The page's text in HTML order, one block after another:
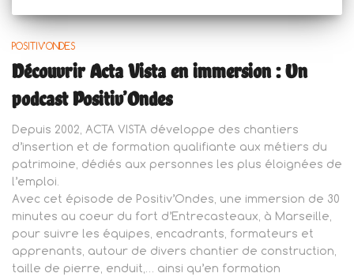
POSITIV'ONDES
Découvrir Acta Vista en immersion : Un
podcast Positiv’Ondes
Depuis 2002, ACTA VISTA développe des chantiers
d’insertion et de formation qualifiante aux métiers du
patrimoine, dédiés aux personnes les plus éloignées de
l’emploi.
Avec cet épisode de Positiv’Ondes, une immersion de 30
minutes au coeur du fort d’Entrecasteaux, à Marseille,
pour suivre les équipes, encadrants, formateurs et
apprenants, autour de divers chantier de construction,
taille de pierre, enduit,… ainsi qu’en formation